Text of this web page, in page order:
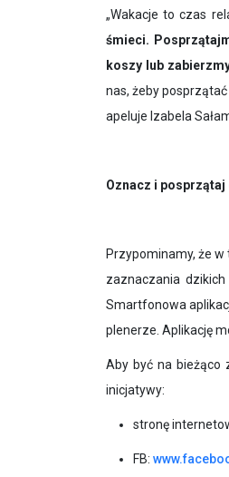
„Wakacje to czas
śmieci.
koszy lub
nas, żeby
apeluje Izabela
Oznacz i
Przypominamy, że
zaznaczania
Smartfonowa
plenerze. Aplikację
Aby być na bieżąco
inicjatywy:
stronę
FB: